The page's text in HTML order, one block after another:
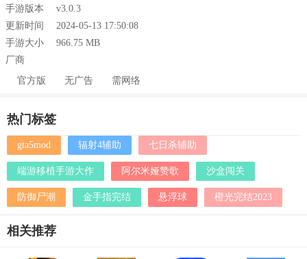
手游版本
v3.0.3
更新时间
2024-05-13 17:50:08
手游大小
966.75 MB
厂商
官方版
无广告 需网络
热门标签
gta5mod 辐射4辅助 七日杀辅助
端游移植手游大作 阿尔米娅赞歌 沙盒闯关
防御尸潮 金手指完结 悬浮球 橙光完结2023
相关推荐